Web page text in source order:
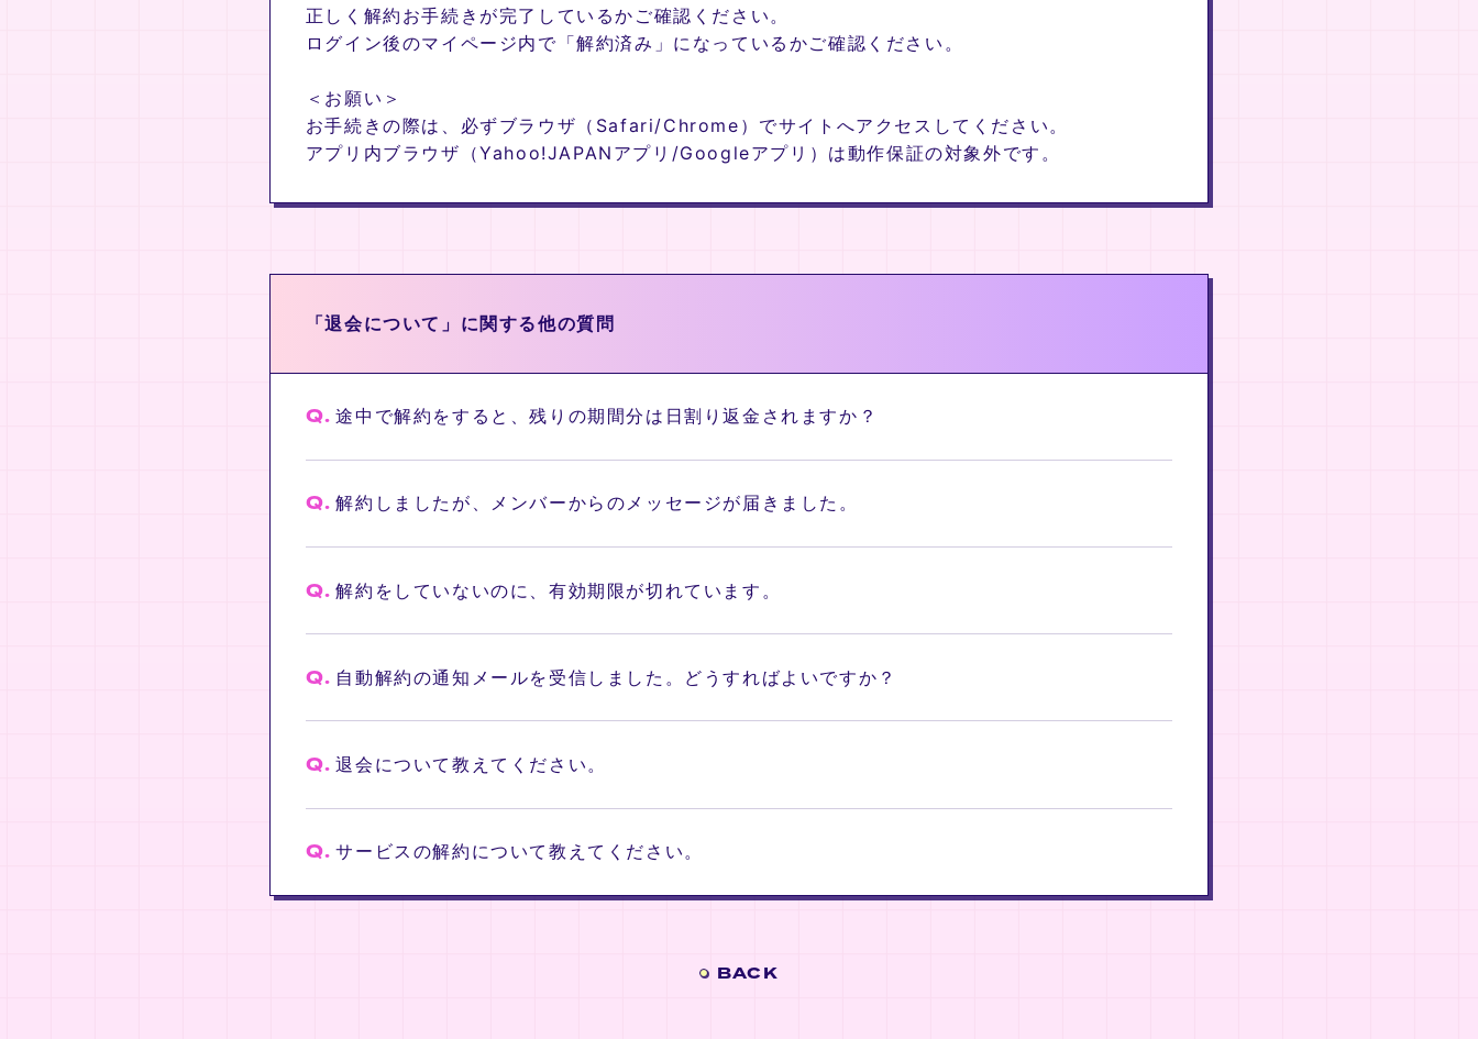
正しく解約お手続きが完了しているかご確認ください。
ログイン後のマイページ内で「解約済み」になっているかご確認ください。
＜お願い＞
お手続きの際は、必ずブラウザ（Safari/Chrome）でサイトへアクセスしてください。
アプリ内ブラウザ（Yahoo!JAPANアプリ/Googleアプリ）は動作保証の対象外です。
「退会について」に関する他の質問
Q. 途中で解約をすると、残りの期間分は日割り返金されますか？
Q. 解約しましたが、メンバーからのメッセージが届きました。
Q. 解約をしていないのに、有効期限が切れています。
Q. 自動解約の通知メールを受信しました。どうすればよいですか？
Q. 退会について教えてください。
Q. サービスの解約について教えてください。
BACK